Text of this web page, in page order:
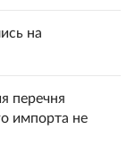
на
перечня
импорта не